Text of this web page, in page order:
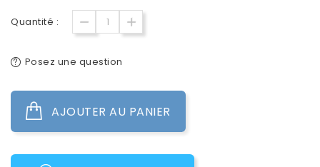
Quantité :
Posez une question
AJOUTER AU PANIER